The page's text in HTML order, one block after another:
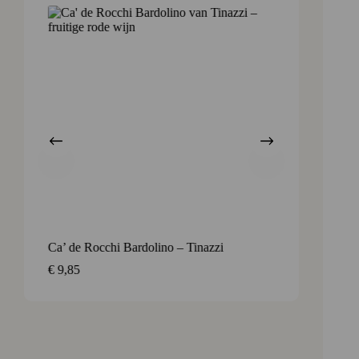
Ca’ de Rocchi Bardolino – Tinazzi
€ 9,85